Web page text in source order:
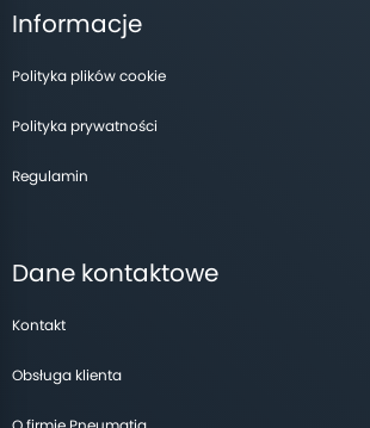
Informacje
Polityka plików cookie
Polityka prywatności
Regulamin
Dane kontaktowe
Kontakt
Obsługa klienta